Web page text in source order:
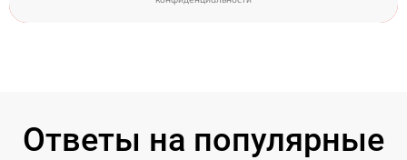
Ответы на популярные